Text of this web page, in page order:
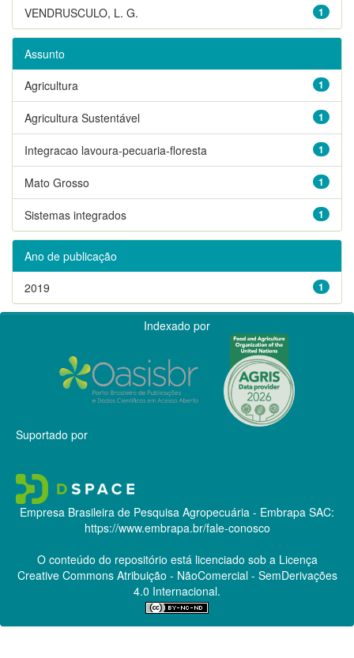
1
VENDRUSCULO, L. G.
Assunto
1
Agricultura
1
Agricultura Sustentável
1
Integracao lavoura-pecuaria-floresta
1
Mato Grosso
1
Sistemas integrados
Ano de publicação
1
2019
Indexado por
Suportado por
Empresa Brasileira de Pesquisa Agropecuária - Embrapa SAC:
https://www.embrapa.br/fale-conosco
O conteúdo do repositório está licenciado sob a Licença
Creative CommonsAtribuição - NãoComercial - SemDerivações
4.0 Internacional.